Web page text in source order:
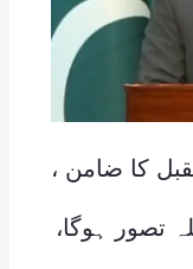
کا ضامن ،
تصور ہوگا،